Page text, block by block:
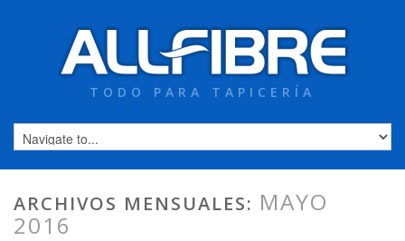
TODO PARA TAPICERÍA
ARCHIVOS MENSUALES: MAYO
2016